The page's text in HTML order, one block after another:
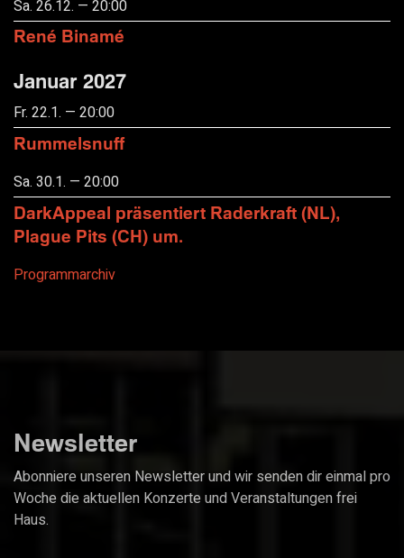
Sa. 26.12. — 20:00
René Binamé
Januar 2027
Fr. 22.1. — 20:00
Rummelsnuff
Sa. 30.1. — 20:00
DarkAppeal präsentiert Raderkraft (NL),
Plague Pits (CH) um.
Programmarchiv
Newsletter
Abonniere unseren Newsletter und wir senden dir einmal pro
Woche die aktuellen Konzerte und Veranstaltungen frei
Haus.